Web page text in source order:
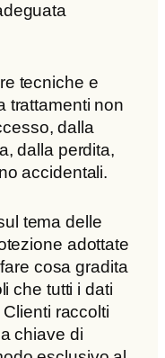
tecniche e
trattamenti non
dalla
dalla perdita,
accidentali.
tema delle
adottate
cosa gradita
che tutti i dati
raccolti
chiave di